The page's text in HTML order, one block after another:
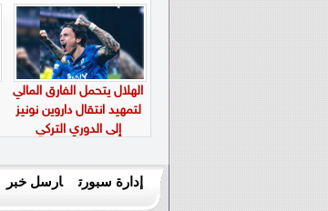
الهلال يتحمل الفارق المالي
لتمهيد انتقال داروين نونيز
إلى الدوري التركي
إدارة سبورت ارسل خبر